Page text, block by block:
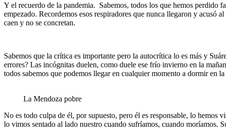
Y el recuerdo de la pandemia. Sabemos, todos los que hemos perdido
empezado. Recordemos esos respiradores que nunca llegaron y acusó
caen y no se concretan.
Sabemos que la crítica es importante pero la autocrítica lo es más y
errores? Las incógnitas duelen, como duele ese frío invierno en la
todos sabemos que podemos llegar en cualquier momento a dormir en
La Mendoza pobre
No es todo culpa de él, por supuesto, pero él es responsable, lo
lo vimos sentado al lado nuestro cuando sufríamos, cuando moríamos.